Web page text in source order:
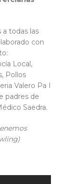
a todas las
con
Local,
Pollos
Valero Pa I
padres de
Saedra.